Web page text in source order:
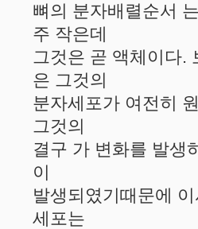
뼈의 분자배렬순서
주 작은데
그것은 곧 액체이다.
은 그것의
분자세포가 여전히
그것의
결구 가 변화를 발생
이
발생되였기때문에
세포는